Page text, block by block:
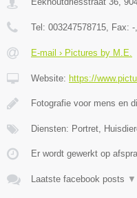
Tel: 003247578715 , Fax: -
E-mail › Pictures by M.E.
Website: https://
Fotografie voor mens en
Diensten: Portret,
Er wordt gewerkt op
Laatste facebook posts ▼